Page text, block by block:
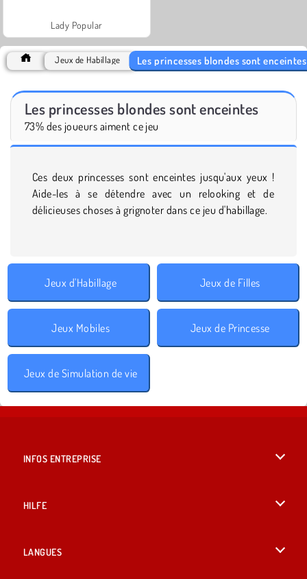
Lady Popular
Jeux de Habillage Les princesses blondes sont enceintes
Les princesses blondes sont enceintes
73% des joueurs aiment ce jeu
Ces deux princesses sont enceintes jusqu'aux yeux !
Aide-les à se détendre avec un relooking et de
délicieuses choses à grignoter dans ce jeu d'habillage.
Jeux d'Habillage Jeux de Filles
Jeux Mobiles Jeux de Princesse
Jeux de Simulation de vie
INFOS ENTREPRISE
HILFE
LANGUES